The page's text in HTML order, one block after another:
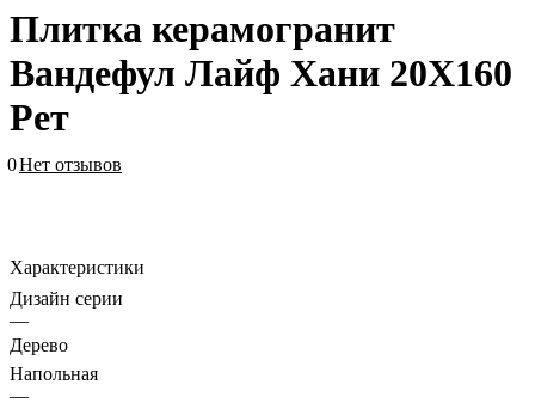
Плитка керамогранит
Вандефул Лайф Хани 20X160
Рет
0Нет отзывов
Характеристики
Дизайн серии
—
Дерево
Напольная
—